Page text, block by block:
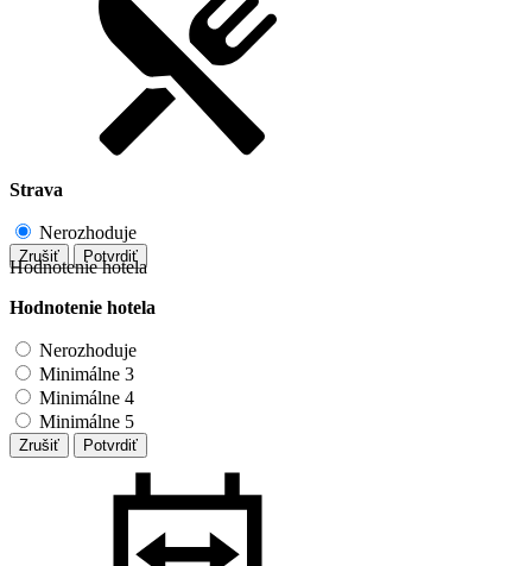
Strava
Nerozhoduje
Zrušiť Potvrdiť
Hodnotenie hotela
Hodnotenie hotela
Nerozhoduje
Minimálne 3
Minimálne 4
Minimálne 5
Zrušiť Potvrdiť